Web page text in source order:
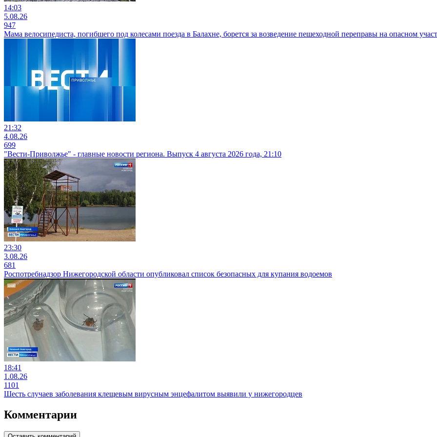
14:03
5.08.26
947
Мама велосипедиста, погибшего под колесами поезда в Балахне, борется за возведение пешеходной переправы на опасном
21:32
4.08.26
699
"Вести-Приволжье" - главные новости региона. Выпуск 4 августа 2026 года, 21:10
23:30
3.08.26
681
Роспотребнадзор Нижегородской области опубликовал список безопасных для купания водоемов
18:41
1.08.26
1101
Шесть случаев заболевания клещевым вирусным энцефалитом выявили у нижегородцев
Комментарии